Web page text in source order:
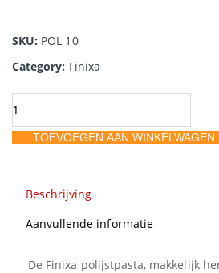
SKU: POL 10
Category: Finixa
Finixa
Polijstpasta
1-
TOEVOEGEN AAN WINKELWAGEN
Beschrijving
Aanvullende informatie
De Finixa polijstpasta, makkelijk